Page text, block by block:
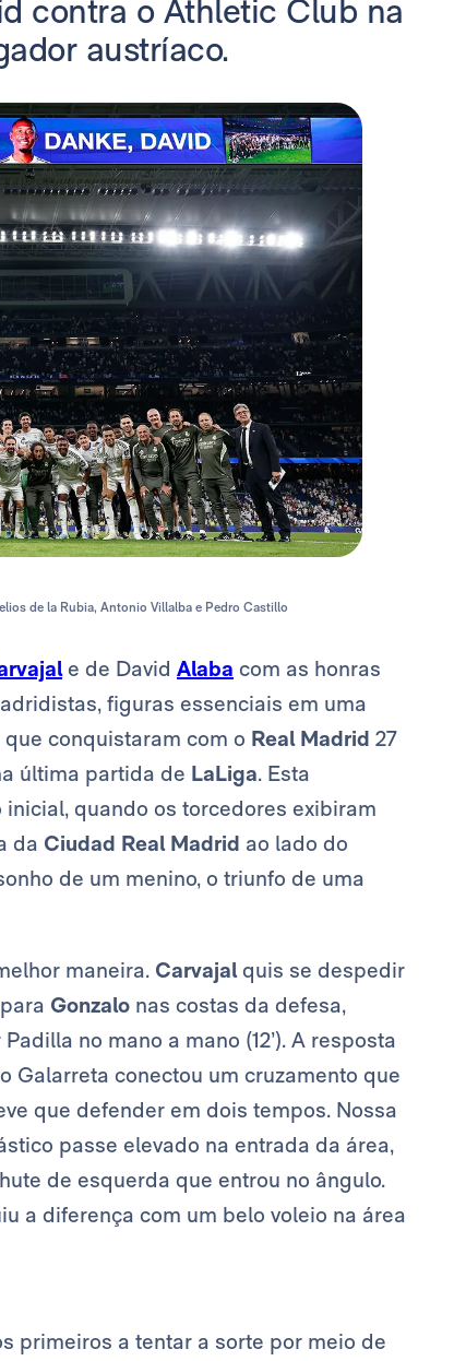
contra o Athletic Club na
austríaco.
de la Rubia, Antonio Villalba e Pedro Castillo
e de David Alaba com as honras
figuras essenciais em uma
conquistaram com o Real Madrid 27
última partida de LaLiga. Esta
quando os torcedores exibiram
da Ciudad Real Madrid ao lado do
de um menino, o triunfo de uma
maneira. Carvajalquis se despedir
Gonzalo nas costas da defesa,
no mano a mano (12’). A resposta
Galarreta conectou um cruzamento que
que defender em dois tempos. Nossa
passe elevado na entrada da área,
de esquerda que entrou no ângulo.
a diferença com um belo voleio na área
primeiros a tentar a sorte por meio de